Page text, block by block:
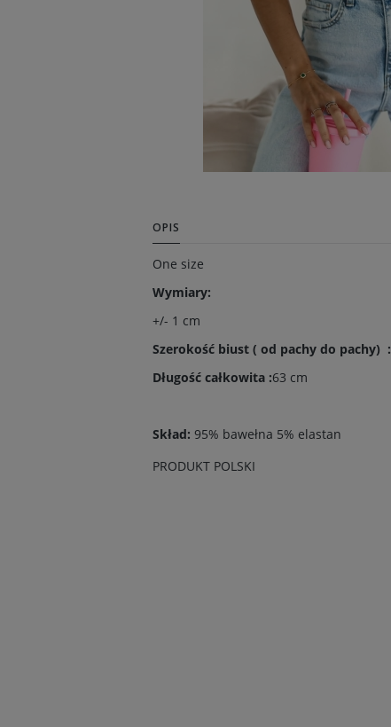
OPIS
One size
Wymiary:
+/- 1 cm
Szerokość biust ( od pachy do pachy) :
Długość całkowita :63 cm
Skład: 95% bawełna 5% elastan
PRODUKT POLSKI